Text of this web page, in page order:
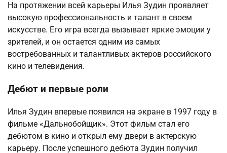
На протяжении всей карьеры Илья Зудин проявляет
высокую профессиональность и талант в своем
искусстве. Его игра всегда вызывает яркие эмоции у
зрителей, и он остается одним из самых
востребованных и талантливых актеров российского
кино и телевидения.
Дебют и первые роли
Илья Зудин впервые появился на экране в 1997 году в
фильме «Дальнобойщик». Этот фильм стал его
дебютом в кино и открыл ему двери в актерскую
карьеру. После успешного дебюта Зудин получил